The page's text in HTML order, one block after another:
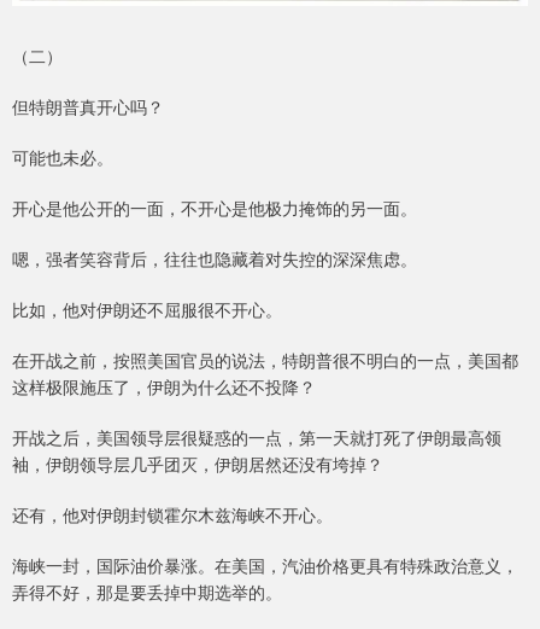
（二）
但特朗普真开心吗？
可能也未必。
开心是他公开的一面，不开心是他极力掩饰的另一面。
嗯，强者笑容背后，往往也隐藏着对失控的深深焦虑。
比如，他对伊朗还不屈服很不开心。
在开战之前，按照美国官员的说法，特朗普很不明白的一点，美国都
这样极限施压了，伊朗为什么还不投降？
开战之后，美国领导层很疑惑的一点，第一天就打死了伊朗最高领
袖，伊朗领导层几乎团灭，伊朗居然还没有垮掉？
还有，他对伊朗封锁霍尔木兹海峡不开心。
海峡一封，国际油价暴涨。在美国，汽油价格更具有特殊政治意义，
弄得不好，那是要丢掉中期选举的。